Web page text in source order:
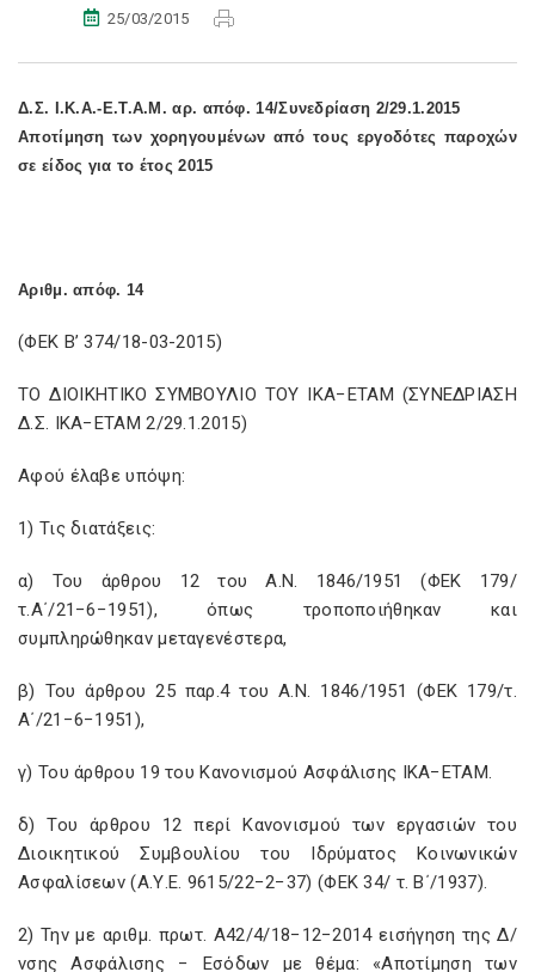
25/03/2015
Δ.Σ. Ι.Κ.Α.-Ε.Τ.Α.Μ. αρ. απόφ. 14/Συνεδρίαση 2/29.1.2015
Αποτίμηση των χορηγουμένων από τους εργοδότες παροχών
σε είδος για το έτος 2015
Αριθμ. απόφ. 14
(ΦΕΚ Β’ 374/18-03-2015)
ΤΟ ΔΙΟΙΚΗΤΙΚΟ ΣΥΜΒΟΥΛΙΟ ΤΟΥ ΙΚΑ−ΕΤΑΜ (ΣΥΝΕΔΡΙΑΣΗ
Δ.Σ. ΙΚΑ−ΕΤΑΜ 2/29.1.2015)
Αφού έλαβε υπόψη:
1) Τις διατάξεις:
α) Του άρθρου 12 του A.N. 1846/1951 (ΦΕΚ 179/
τ.Α΄/21−6−1951), όπως τροποποιήθηκαν και
συμπληρώθηκαν μεταγενέστερα,
β) Του άρθρου 25 παρ.4 του A.N. 1846/1951 (ΦΕΚ 179/τ.
Α΄/21−6−1951),
γ) Του άρθρου 19 του Κανονισμού Ασφάλισης ΙΚΑ−ΕΤΑΜ.
δ) Του άρθρου 12 περί Κανονισμού των εργασιών του
Διοικητικού Συμβουλίου του Ιδρύματος Κοινωνικών
Ασφαλίσεων (Α.Υ.Ε. 9615/22−2−37) (ΦΕΚ 34/ τ. Β΄/1937).
2) Την με αριθμ. πρωτ. Α42/4/18−12−2014 εισήγηση της Δ/
νσης Ασφάλισης − Εσόδων με θέμα: «Αποτίμηση των